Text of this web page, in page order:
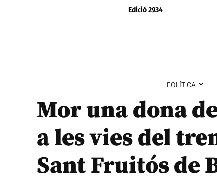
Edició 2934
POLÍTICA
Mor una dona
a les vies del
Sant Fruitós de